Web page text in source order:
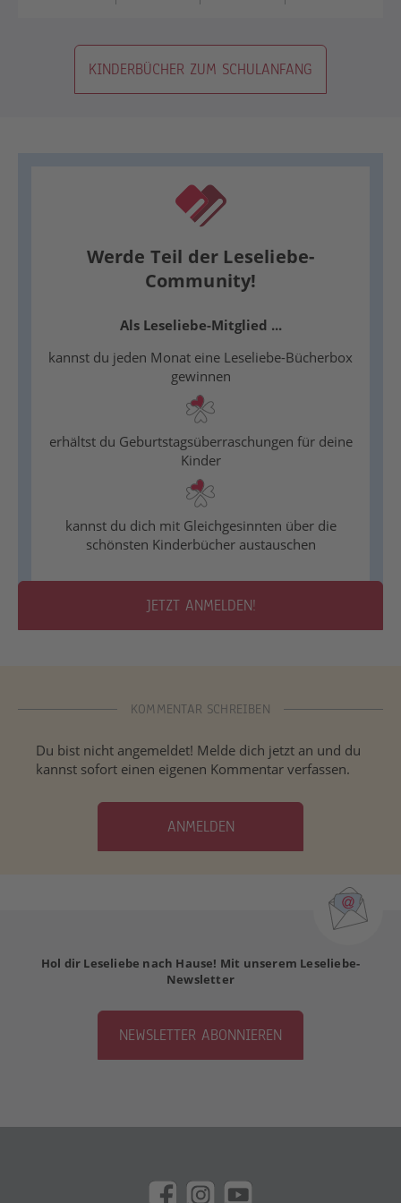
KINDERBÜCHER ZUM SCHULANFANG
Werde Teil der Leseliebe-
Community!
Als Leseliebe-Mitglied ...
kannst du jeden Monat eine Leseliebe-Bücherbox
gewinnen
erhältst du Geburtstagsüberraschungen für deine
Kinder
kannst du dich mit Gleichgesinnten über die
schönsten Kinderbücher austauschen
JETZT ANMELDEN!
KOMMENTAR SCHREIBEN
Du bist nicht angemeldet! Melde dich jetzt an und du
kannst sofort einen eigenen Kommentar verfassen.
ANMELDEN
Hol dir Leseliebe nach Hause! Mit unserem Leseliebe-
Newsletter
NEWSLETTER ABONNIEREN